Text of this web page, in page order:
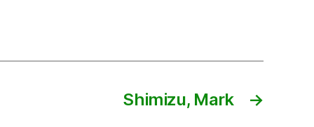
→
Shimizu, Mark